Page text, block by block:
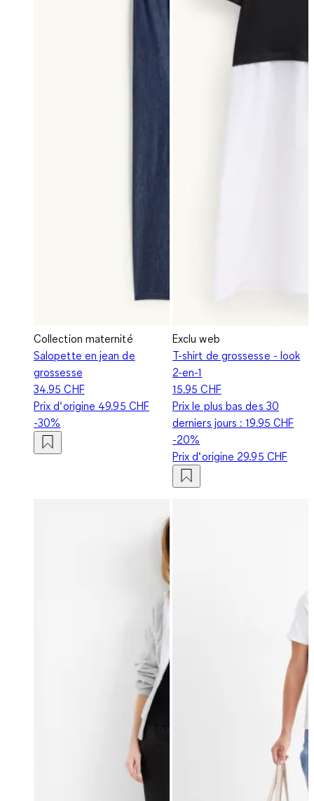
Collection maternité
Salopette en jean de
grossesse
34.95 CHF
Prix d‘origine 49.95 CHF
-30%
Exclu web
T-shirt de grossesse - look
2-en-1
15.95 CHF
Prix le plus bas des 30
derniers jours :19.95 CHF
-20%
Prix d‘origine 29.95 CHF